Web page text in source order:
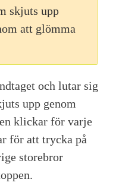
skjuts upp
att glömma
och lutar sig
upp genom
klickar för varje
för att trycka på
storebror